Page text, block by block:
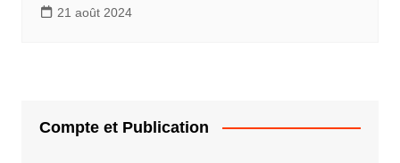
21 août 2024
Compte et Publication